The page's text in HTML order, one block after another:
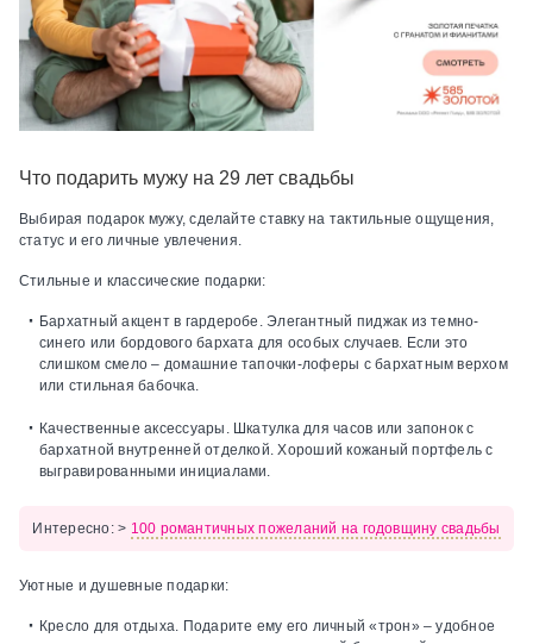
Что подарить мужу на 29 лет свадьбы
Выбирая подарок мужу, сделайте ставку на тактильные ощущения,
статус и его личные увлечения.
Стильные и классические подарки:
Бархатный акцент в гардеробе. Элегантный пиджак из темно-
синего или бордового бархата для особых случаев. Если это
слишком смело – домашние тапочки-лоферы с бархатным верхом
или стильная бабочка.
Качественные аксессуары.
Шкатулка для часов или запонок с
бархатной внутренней отделкой. Хороший кожаный портфель с
выгравированными инициалами.
Интересно:> 100 романтичных пожеланий на годовщину свадьбы
Уютные и душевные подарки:
Кресло для отдыха.
Подарите ему его личный «трон» – удобное